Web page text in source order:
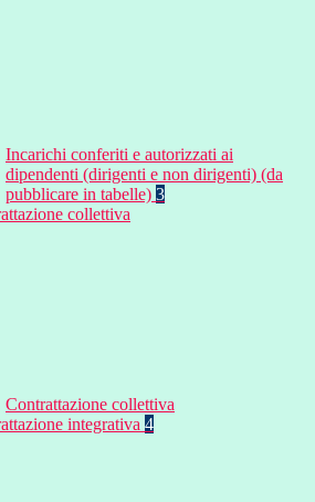
Incarichi conferiti e autorizzati ai
dipendenti (dirigenti e non dirigenti) (da
pubblicare in tabelle) 3
collettiva
Contrattazione collettiva
integrativa 4